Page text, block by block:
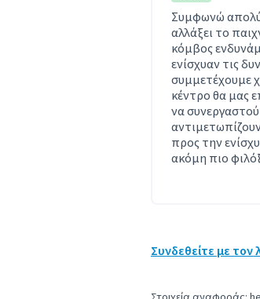
Συμφωνώ
αλλάξει το
κόμβος
ενίσχυαν τις
συμμετέχουμε
κέντρο θα μας
να
προς την
ακόμη πιο
Συνδεθείτε με